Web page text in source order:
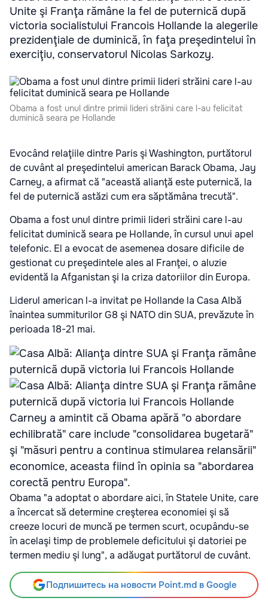
Unite şi Franţa rămâne la fel de puternică după
victoria socialistului Francois Hollande la alegerile
prezidenţiale de duminică, în faţa preşedintelui în
exerciţiu, conservatorul Nicolas Sarkozy.
Obama a fost unul dintre primii lideri străini care l-au felicitat
duminică seara pe Hollande
Evocând relaţiile dintre Paris şi Washington, purtătorul
de cuvânt al preşedintelui american Barack Obama, Jay
Carney, a afirmat că "această alianţă este puternică, la
fel de puternică astăzi cum era săptămâna trecută".
Obama a fost unul dintre primii lideri străini care l-au
felicitat duminică seara pe Hollande, în cursul unui apel
telefonic. El a evocat de asemenea dosare dificile de
gestionat cu preşedintele ales al Franţei, o aluzie
evidentă la Afganistan şi la criza datoriilor din Europa.
Liderul american l-a invitat pe Hollande la Casa Albă
înaintea summiturilor G8 şi NATO din SUA, prevăzute în
perioada 18-21 mai.
Carney a amintit că Obama apără "o abordare
echilibrată" care include "consolidarea bugetară"
şi "măsuri pentru a continua stimularea relansării"
economice, aceasta fiind în opinia sa "abordarea
corectă pentru Europa".
Obama "a adoptat o abordare aici, în Statele Unite, care
a încercat să determine creşterea economiei şi să
creeze locuri de muncă pe termen scurt, ocupându-se
în acelaşi timp de problemele deficitului şi datoriei pe
termen mediu şi lung", a adăugat purtătorul de cuvânt.
Подпишитесь на новости Point.md в Google